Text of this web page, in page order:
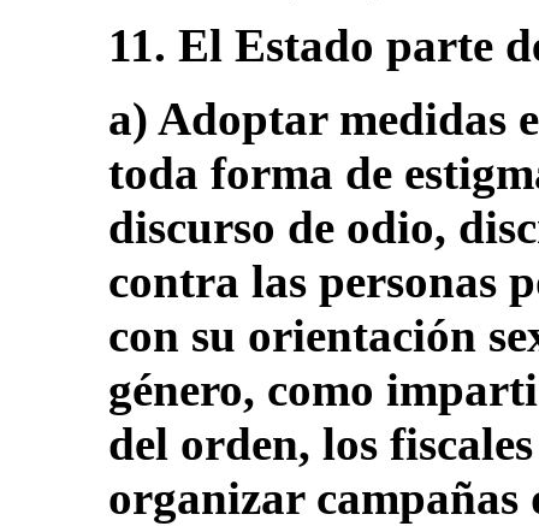
11. El Estado parte
a) Adoptar medidas
toda forma de
discurso de odio,
contra las personas
con su orientación
género, como
del orden, los
organizar campañas